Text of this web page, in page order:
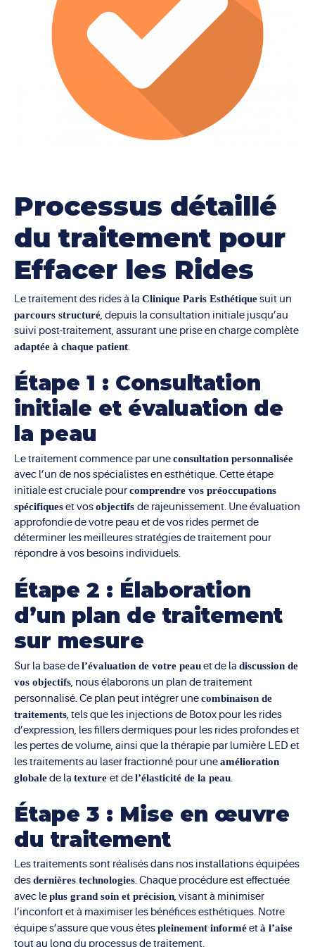
maximisant les résultats et la satisfaction.
pour réduire la période de récupération. Cette
approche permet aux patients de
reprendre
rapidement leurs activités quotidiennes
ainsi l’intégration du traitement dans leur vie sans
interruption majeure.
Processus détaillé
du traitement pour
Effacer les Rides
Le traitement des rides à la Clinique Paris Esthétiquesuit un
parcours structuré, depuis la consultation initiale jusqu’au
suivi post-traitement, assurant une prise en charge complète
adaptée à chaque patient.
Étape 1 : Consultation
initiale et évaluation de
la peau
Le traitement commence par uneconsultation personnalisée
avec l’un de nos spécialistes en esthétique. Cette étape
initiale est cruciale pourcomprendre vos préoccupations
spécifiqueset vosobjectifs de rajeunissement. Une évaluation
approfondie de votre peau et de vos rides permet de
déterminer les meilleures stratégies de traitement pour
répondre à vos besoins individuels.
Étape 2 : Élaboration
d’un plan de traitement
sur mesure
Sur la base del’évaluation de votre peauet de la discussion de
vos objectifs, nous élaborons un plan de traitement
personnalisé. Ce plan peut intégrer unecombinaison de
traitements, tels que les injections de Botox pour les rides
d’expression, les fillers dermiques pour les rides profondes et
les pertes de volume, ainsi que la thérapie par lumière LED et
les traitements au laser fractionné pour uneamélioration
globalede la texture et del’élasticité de la peau.
Étape 3 : Mise en œuvre
du traitement
Les traitements sont réalisés dans nos installations équipées
desdernières technologies. Chaque procédure est effectuée
avec leplus grand soin et précision, visant à minimiser
l’inconfort et à maximiser les bénéfices esthétiques. Notre
équipe s’assure que vous êtespleinement informéetà l’aise
tout au long du processus de traitement.